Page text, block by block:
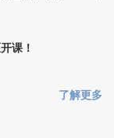
课！
了解更多